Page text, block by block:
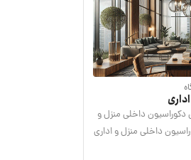
دکوراسیون داخلی منزل و
داخلی منزل و اداری